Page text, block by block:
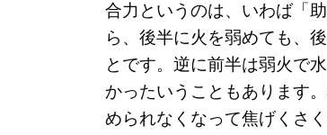
合力というのは、いわば「
ら、後半に火を弱めても、
とです。逆に前半は弱火で
かったいうこともあります
められなくなって焦げくさ